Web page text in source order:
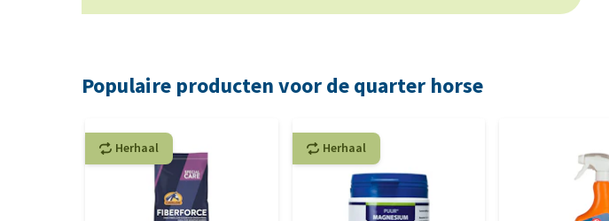
Populaire producten voor de quarter horse
Herhaal Herhaal